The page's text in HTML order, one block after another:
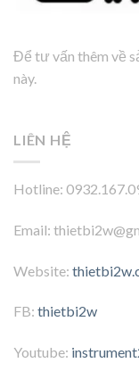
Để tư vấn thêm về
này.
LIÊN HỆ
Hotline:
Email:
Website:
FB: thietbi2w
Youtube: